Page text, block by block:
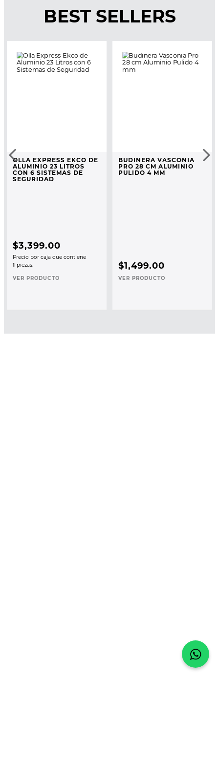
BEST SELLERS
OLLA EXPRESS EKCO DE
ALUMINIO 23 LITROS
CON 6 SISTEMAS DE
SEGURIDAD
$3,399.00
Precio por caja que contiene
1 piezas.
VER PRODUCTO
BUDINERA VASCONIA
PRO 28 CM ALUMINIO
PULIDO 4 MM
$1,499.00
VER PRODUCTO